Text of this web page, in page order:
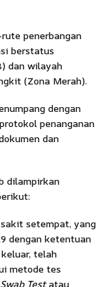
penerbangan
berstatus
dan wilayah
(Zona Merah).
dengan
penanganan
dan
dilampirkan
setempat, yang
dengan ketentuan
telah
metode tes
Testatau